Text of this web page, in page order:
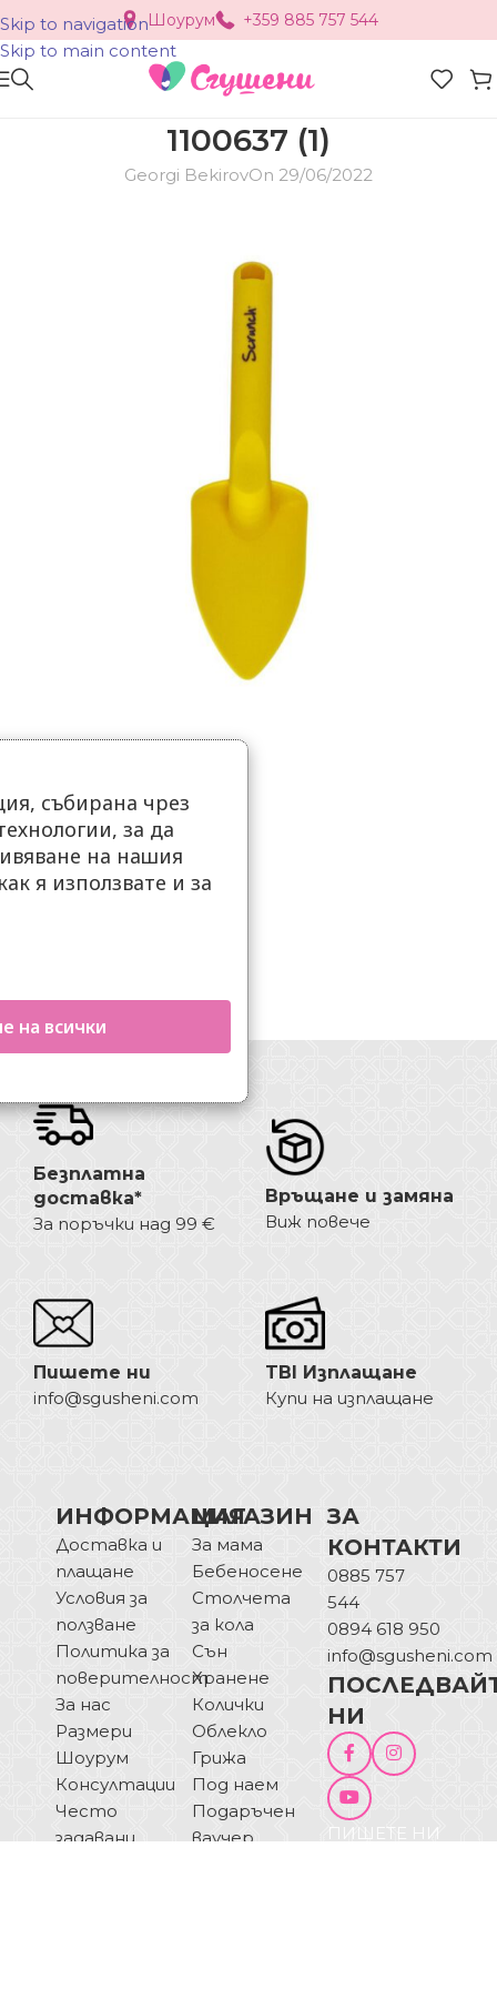
Skip to navigation
Skip to main content
Шоурум +359 885 757 544
1100637 (1)
Georgi BekirovOn 29/06/2022
Безплатна
доставка*
За поръчки над 99 €
Връщане и замяна
Виж повече
Пишете ни
info@sgusheni.com
TBI Изплащане
Купи на изплащане
ИНФОРМАЦИЯ
Доставка и
плащане
Условия за
ползване
Политика за
поверителност
За нас
Размери
Шоурум
Консултации
Често
задавани
МАГАЗИН
За мама
Бебеносене
Столчета
за кола
Сън
Хранене
Колички
Облекло
Грижа
Под наем
Подаръчен
ваучер
ЗА
КОНТАКТИ
0885 757
544
0894 618 950
info@sgusheni.com
НИ
събирана чрез
за да
на нашия
я използвате и за
на всички